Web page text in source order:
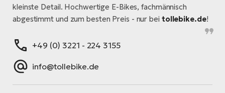
kleinste Detail. Hochwertige E-Bikes, fachmännisch
abgestimmt und zum besten Preis - nur bei tollebike.de!
+49 (0) 3221 - 224 3155
info@tollebike.de